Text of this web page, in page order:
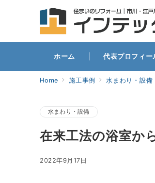
ホーム 代表プロフィー
Home 施工事例 水まわり・設備
水まわり・設備
在来工法の浴室か
2022年9月17日